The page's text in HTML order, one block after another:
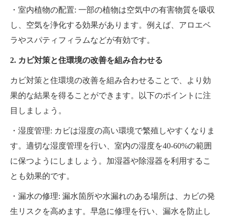
・室内植物の配置: 一部の植物は空気中の有害物質を吸収
し、空気を浄化する効果があります。例えば、アロエベ
ラやスパティフィラムなどが有効です。
2. カビ対策と住環境の改善を組み合わせる
カビ対策と住環境の改善を組み合わせることで、より効
果的な結果を得ることができます。以下のポイントに注
目しましょう。
・湿度管理: カビは湿度の高い環境で繁殖しやすくなりま
す。適切な湿度管理を行い、室内の湿度を40-60%の範囲
に保つようにしましょう。加湿器や除湿器を利用するこ
とも効果的です。
・漏水の修理: 漏水箇所や水漏れのある場所は、カビの発
生リスクを高めます。早急に修理を行い、漏水を防止し